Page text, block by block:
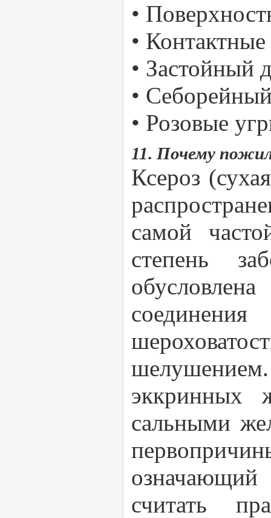
•
•
• Застойный
•
• Розовые
11. Почему
Ксероз
самой
степень
эккринных
сальными
считать